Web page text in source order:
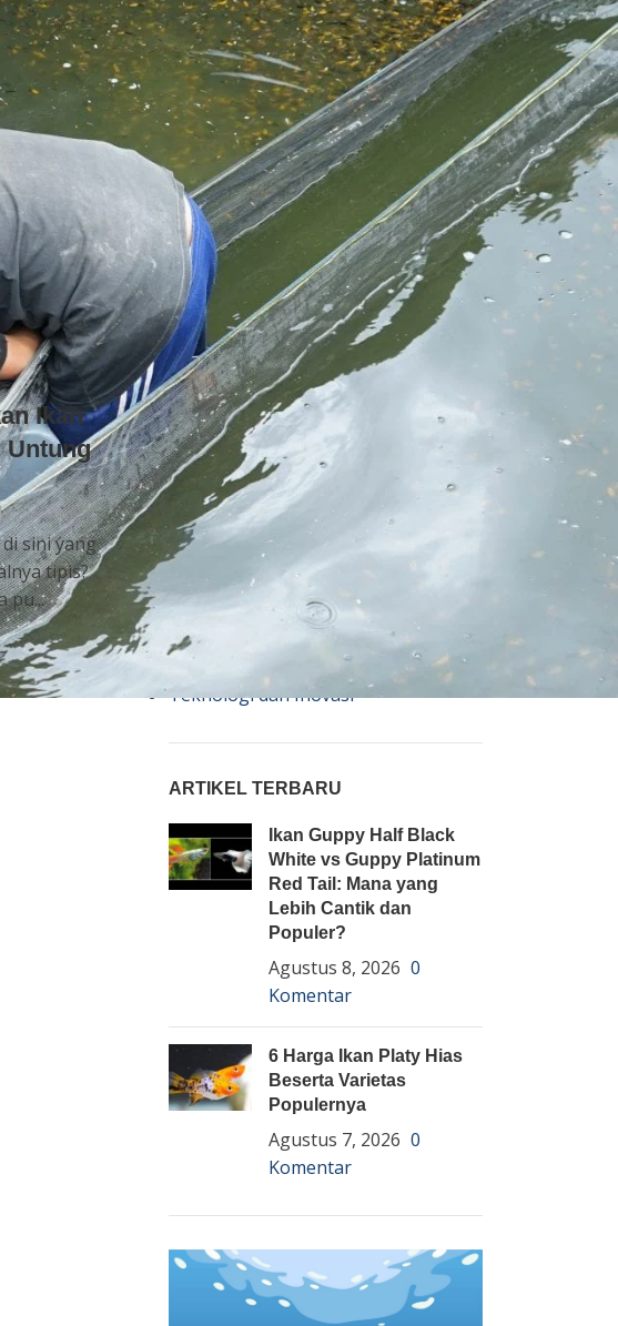
pada perut.
peluang
yang sudah
ikan
bayi
Ikan
Untung
sini yang
tipis?
pu...
Molly
Channa
Koi
Koki
Guppy
Platy
Glofish
Danio
Manfish
Discuss
Palmas
Kura-kura
KATEGORI
Berita
Bisnis
Budidaya
Event
Informasi Lain
Pembenihan Ikan
Pembesaran Ikan
Teknologi dan Inovasi
ARTIKEL TERBARU
Ikan Guppy Half Black
White vs Guppy Platinum
Red Tail: Mana yang
Lebih Cantik dan
Populer?
Agustus 8, 2026 0
Komentar
6 Harga Ikan Platy Hias
Beserta Varietas
Populernya
Agustus 7, 2026 0
Komentar